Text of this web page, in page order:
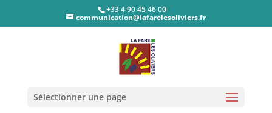
+33 4 90 45 46 00
communication@lafarelesoliviers.fr
Sélectionner une page